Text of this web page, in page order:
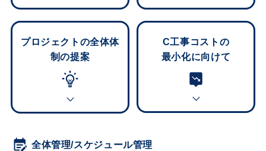
プロジェクトの全体体
制の提案
C工事コストの
最小化に向けて
全体管理/スケジュール管理